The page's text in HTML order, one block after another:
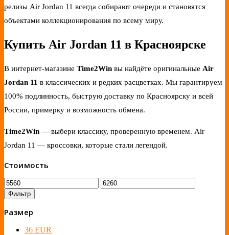
релизы Air Jordan 11 всегда собирают очереди и становятся
объектами коллекционирования по всему миру.
Купить Air Jordan 11 в Красноярске
В интернет-магазине Time2Win вы найдёте оригинальные Air
Jordan 11 в классических и редких расцветках. Мы гарантируем
100% подлинность, быструю доставку по Красноярску и всей
России, примерку и возможность обмена.
Time2Win — выбери классику, проверенную временем. Air
Jordan 11 — кроссовки, которые стали легендой.
Стоимость
Фильтр
Размер
36 EUR